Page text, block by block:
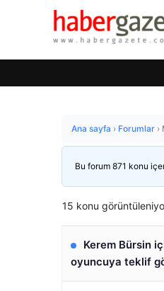
Ana sayfa › Forumlar ›
Bu forum 871 konu
15 konu
Kerem Bürsin
oyuncuya teklif